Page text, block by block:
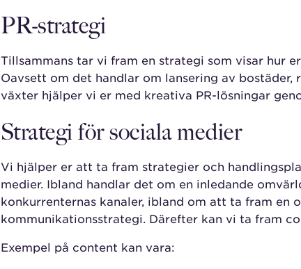
PR-strategi
Tillsammans tar vi fram en strategi som visar hur
Oavsett om det handlar om lansering av
växter hjälper vi er med kreativa PR-lösningar
Strategi för sociala medier
Vi hjälper er att ta fram strategier och
medier. Ibland handlar det om en inledande
konkurrenternas kanaler, ibland om att ta fram en
kommunikationsstrategi. Därefter kan vi ta fram
Exempel på content kan vara: